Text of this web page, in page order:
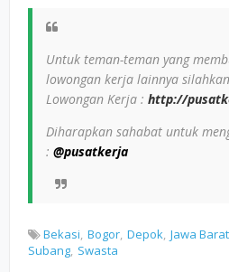
Untuk teman-teman yang
lowongan kerja lainnya
Lowongan Kerja : http://
Diharapkan sahabat untuk
: @pusatkerja
Bekasi Bogor Depok Jawa Barat
Subang Swasta